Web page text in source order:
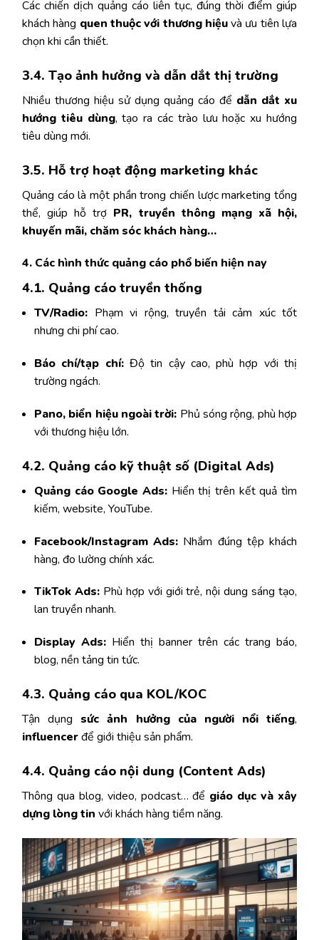
Các chiến dịch quảng cáo liên tục, đúng thời điểm giúp
khách hàng quen thuộc với thương hiệuvà ưu tiên lựa
chọn khi cần thiết.
3.4. Tạo ảnh hưởng và dẫn dắt thị trường
Nhiều thương hiệu sử dụng quảng cáo để dẫn dắt xu
hướng tiêu dùng, tạo ra các trào lưu hoặc xu hướng
tiêu dùng mới.
3.5. Hỗ trợ hoạt động marketing khác
Quảng cáo là một phần trong chiến lược marketing tổng
thể, giúp hỗ trợ PR, truyền thông mạng xã hội,
khuyến mãi, chăm sóc khách hàng…
4. Các hình thức quảng cáo phổ biến hiện nay
4.1. Quảng cáo truyền thống
TV/Radio: Phạm vi rộng, truyền tải cảm xúc tốt
nhưng chi phí cao.
Báo chí/tạp chí:Độ tin cậy cao, phù hợp với thị
trường ngách.
Pano, biển hiệu ngoài trời: Phủ sóng rộng, phù hợp
với thương hiệu lớn.
4.2. Quảng cáo kỹ thuật số (Digital Ads)
Quảng cáo Google Ads: Hiển thị trên kết quả tìm
kiếm, website, YouTube.
Facebook/Instagram Ads: Nhắm đúng tệp khách
hàng, đo lường chính xác.
TikTok Ads:Phù hợp với giới trẻ, nội dung sáng tạo,
lan truyền nhanh.
Display Ads: Hiển thị banner trên các trang báo,
blog, nền tảng tin tức.
4.3. Quảng cáo qua KOL/KOC
Tận dụng sức ảnh hưởng của người nổi tiếng,
influencerđể giới thiệu sản phẩm.
4.4. Quảng cáo nội dung (Content Ads)
Thông qua blog, video, podcast… để giáo dục và xây
dựng lòng tin với khách hàng tiềm năng.